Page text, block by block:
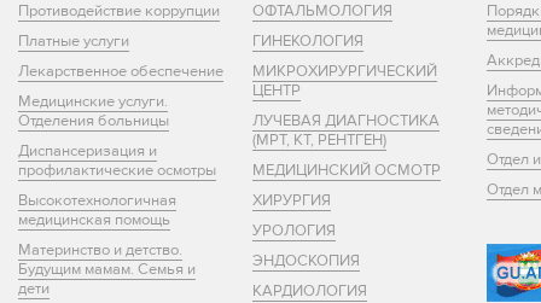
Противодействие коррупции
Платные услуги
Лекарственное обеспечение
Медицинские услуги.
Отделения больницы
Диспансеризация и
профилактические осмотры
Высокотехнологичная
медицинская помощь
Материнство и детство.
Будущим мамам. Семья и
дети
ОФТАЛЬМОЛОГИЯ
ГИНЕКОЛОГИЯ
МИКРОХИРУРГИЧЕСКИЙ
ЦЕНТР
ЛУЧЕВАЯ ДИАГНОСТИКА
(МРТ, КТ, РЕНТГЕН)
МЕДИЦИНСКИЙ ОСМОТР
ХИРУРГИЯ
УРОЛОГИЯ
ЭНДОСКОПИЯ
КАРДИОЛОГИЯ
Отдел
Отдел